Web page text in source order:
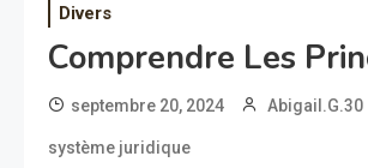
Divers
Comprendre Les
septembre 20, 2024 Abigail.G.30
système juridique